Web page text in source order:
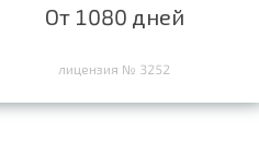
От 1080 дней
лицензия № 3252